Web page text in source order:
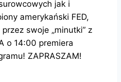
jak i
amerykański FED,
swoje „minutki” z
o 14:00 premiera
ZAPRASZAM!